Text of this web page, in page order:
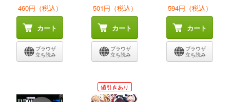
460円（税込）
カート
ブラウザ
立ち読み
501円（税込）
カート
ブラウザ
立ち読み
594円（税込）
カート
ブラウザ
立ち読み
値引きあり